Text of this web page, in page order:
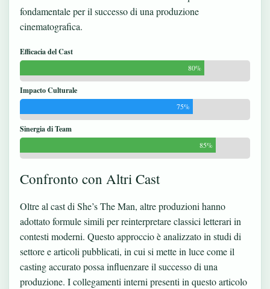
fondamentale per il successo di una produzione
cinematografica.
Efficacia del Cast
80%
Impacto Culturale
75%
Sinergia di Team
85%
Confronto con Altri Cast
Oltre al cast di She’s The Man, altre produzioni hanno
adottato formule simili per reinterpretare classici letterari in
contesti moderni. Questo approccio è analizzato in studi di
settore e articoli pubblicati, in cui si mette in luce come il
casting accurato possa influenzare il successo di una
produzione. I collegamenti interni presenti in questo articolo